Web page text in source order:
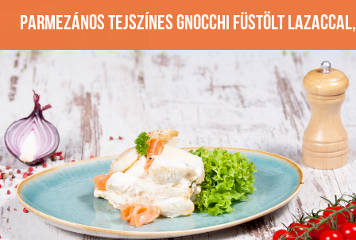
Parmezános Tejszínes gnocchi füstölt lazaccal,
tigrisrákkal - Tésztaspecialitásaink